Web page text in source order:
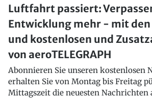
Luftfahrt passiert:
Entwicklung mehr - mit
und kostenlosen und
von aeroTELEGRAPH
Abonnieren Sie unseren kostenlosen
erhalten Sie von Montag bis Freitag
Mittagszeit die neuesten Nachrichten